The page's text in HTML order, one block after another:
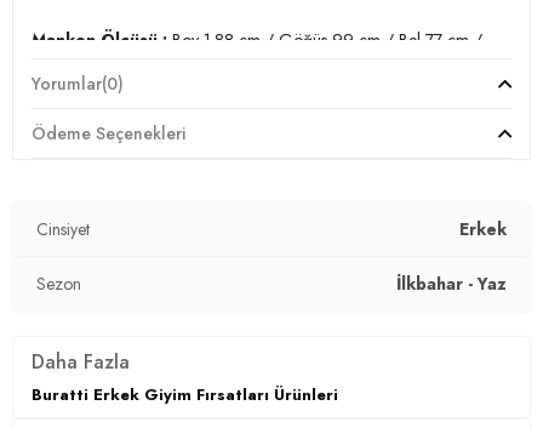
Manken Ölçüsü : Boy 1.88 cm / Göğüs 99 cm / Bel 77 cm /
Üretim Yeri :
Türkiye
3DY15902387.25
Yorumlar(0)
Ödeme Seçenekleri
Cinsiyet Erkek
Sezon İlkbahar - Yaz
Daha Fazla
Buratti Erkek Giyim Fırsatları Ürünleri